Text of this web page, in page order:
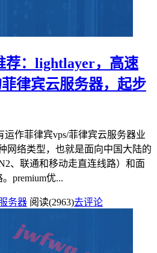
荐：lightlayer，高速
律宾云服务器，起步
运作菲律宾vps/菲律宾云服务器业
网络类型，也就是面向中国大陆的
、联通和移动走直连线路）和面
premium优...
务器 阅读(2963)去评论